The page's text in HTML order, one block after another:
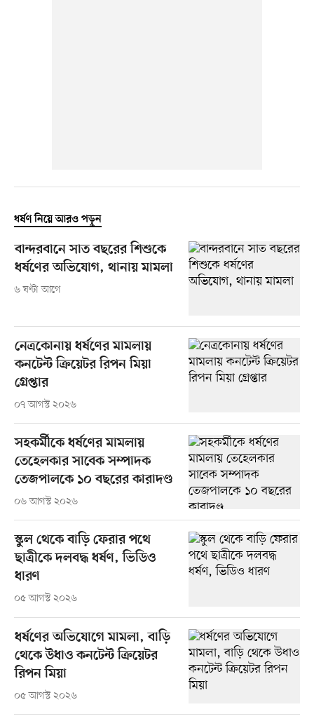
ধর্ষণ নিয়ে আরও পড়ুন
বান্দরবানে সাত বছরের শিশুকে
ধর্ষণের অভিযোগ, থানায় মামলা
৬ ঘণ্টা আগে
নেত্রকোনায় ধর্ষণের মামলায়
কনটেন্ট ক্রিয়েটর রিপন মিয়া
গ্রেপ্তার
০৭ আগস্ট ২০২৬
সহকর্মীকে ধর্ষণের মামলায়
তেহেলকার সাবেক সম্পাদক
তেজপালকে ১০ বছরের কারাদণ্ড
০৬ আগস্ট ২০২৬
স্কুল থেকে বাড়ি ফেরার পথে
ছাত্রীকে দলবদ্ধ ধর্ষণ, ভিডিও
ধারণ
০৫ আগস্ট ২০২৬
ধর্ষণের অভিযোগে মামলা, বাড়ি
থেকে উধাও কনটেন্ট ক্রিয়েটর
রিপন মিয়া
০৫ আগস্ট ২০২৬